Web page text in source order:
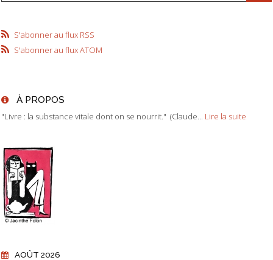
S'abonner au flux RSS
S'abonner au flux ATOM
À PROPOS
"Livre : la substance vitale dont on se nourrit." (Claude... Lire la suite
AOÛT 2026